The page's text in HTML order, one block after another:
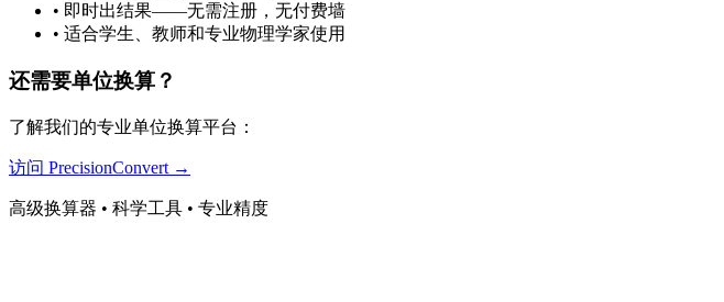
• 即时出结果——无需注册，无付费墙
• 适合学生、教师和专业物理学家使用
还需要单位换算？
了解我们的专业单位换算平台：
访问 PrecisionConvert →
高级换算器 • 科学工具 • 专业精度